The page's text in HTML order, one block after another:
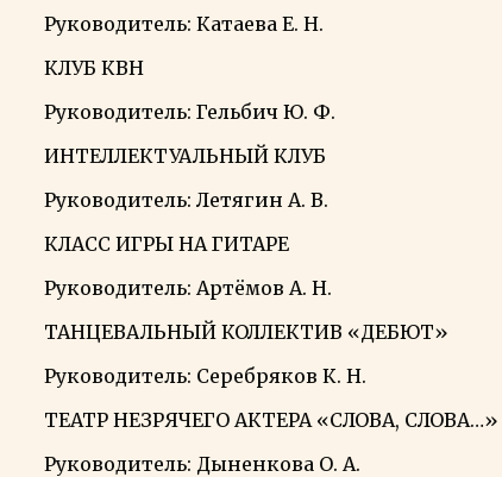
Руководитель: Катаева Е. Н.
КЛУБ КВН
Руководитель: Гельбич Ю. Ф.
ИНТЕЛЛЕКТУАЛЬНЫЙ КЛУБ
Руководитель: Летягин А. В.
КЛАСС ИГРЫ НА ГИТАРЕ
Руководитель: Артёмов А. Н.
ТАНЦЕВАЛЬНЫЙ КОЛЛЕКТИВ «ДЕБЮТ»
Руководитель: Серебряков К. Н.
ТЕАТР НЕЗРЯЧЕГО АКТЕРА «СЛОВА, СЛОВА…»
Руководитель: Дыненкова О. А.